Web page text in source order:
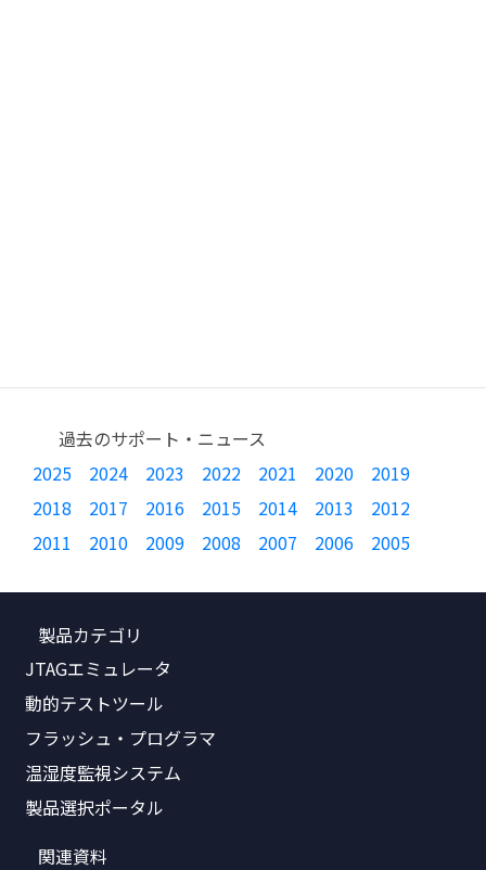
過去のサポート・ニュース
2025
2024 2023 2022 2021 2020
2019
2018
2017 2016 2015 2014 2013
2012
2011
2010 2009 2008 2007 2006 2005
製品カテゴリ
JTAGエミュレータ
動的テストツール
フラッシュ・プログラマ
温湿度監視システム
製品選択ポータル
関連資料